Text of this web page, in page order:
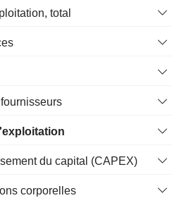
total
du capital (CAPEX)
corporelles